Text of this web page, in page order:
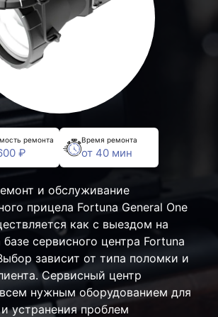
ремонта
₽
Время ремонта
от 40 мин
и обслуживание
прицела Fortuna General One
как с выездом на
сервисного центра Fortuna
зависит от типа поломки и
Сервисный центр
всем нужным оборудованием для
устранения проблем